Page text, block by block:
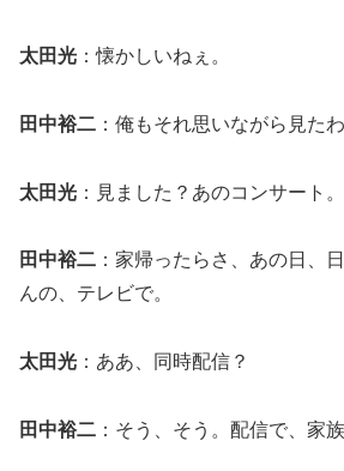
太田光 ：懐かしいねぇ。
田中裕二 ：俺もそれ思いながら見たわ
太田光 ：見ました？あのコンサート。
田中裕二 ：家帰ったらさ、あの日、
んの、テレビで。
太田光 ：ああ、同時配信？
田中裕二 ：そう、そう。配信で、家